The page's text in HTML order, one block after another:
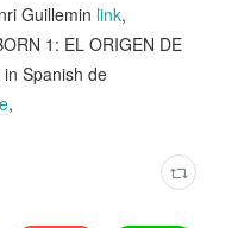
Guillemin link,
1: EL ORIGEN DE
Spanish de
,